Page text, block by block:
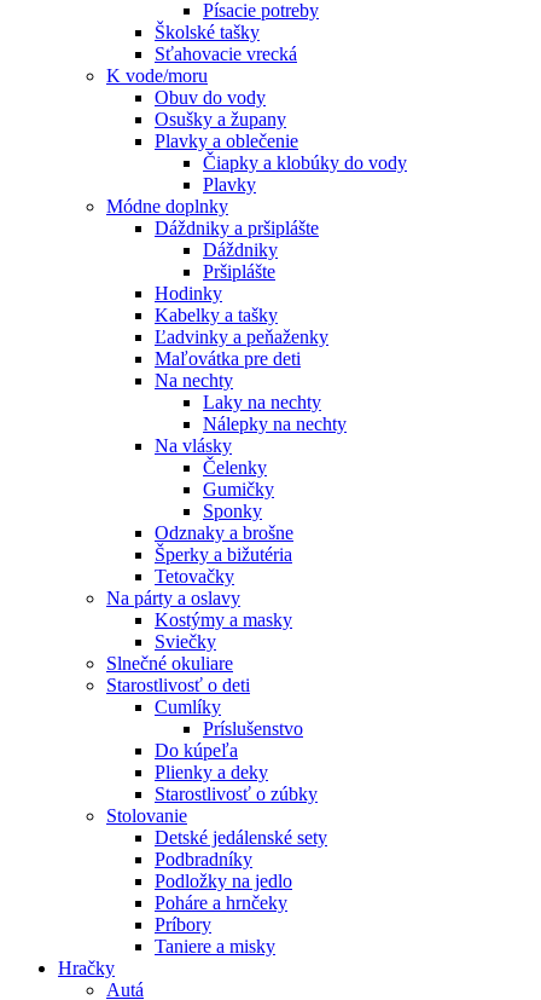
Písacie potreby
Školské tašky
Sťahovacie vrecká
K vode/moru
Obuv do vody
Osušky a župany
Plavky a oblečenie
Čiapky a klobúky do vody
Plavky
Módne doplnky
Dáždniky a pršiplášte
Dáždniky
Pršiplášte
Hodinky
Kabelky a tašky
Ľadvinky a peňaženky
Maľovátka pre deti
Na nechty
Laky na nechty
Nálepky na nechty
Na vlásky
Čelenky
Gumičky
Sponky
Odznaky a brošne
Šperky a bižutéria
Tetovačky
Na párty a oslavy
Kostýmy a masky
Sviečky
Slnečné okuliare
Starostlivosť o deti
Cumlíky
Príslušenstvo
Do kúpeľa
Plienky a deky
Starostlivosť o zúbky
Stolovanie
Detské jedálenské sety
Podbradníky
Podložky na jedlo
Poháre a hrnčeky
Príbory
Taniere a misky
Hračky
Autá